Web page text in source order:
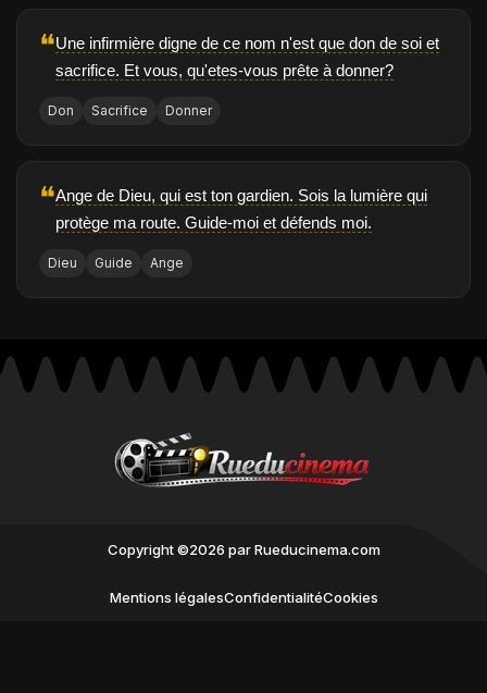
❝Une infirmière digne de ce nom n'est que don de soi et
sacrifice. Et vous, qu'etes-vous prête à donner?
Don Sacrifice Donner
❝Ange de Dieu, qui est ton gardien. Sois la lumière qui
protège ma route. Guide-moi et défends moi.
Dieu Guide Ange
Copyright ©2026 par Rueducinema.com
Mentions légalesConfidentialitéCookies